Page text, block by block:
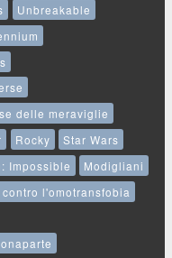
Unbreakable
delle meraviglie
Rocky
Star Wars
Impossible
Modigliani
contro l'omotransfobia